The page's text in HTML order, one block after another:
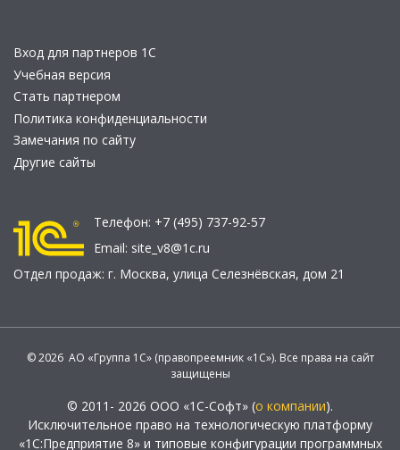
Вход для партнеров 1С
Учебная версия
Стать партнером
Политика конфиденциальности
Замечания по сайту
Другие сайты
Телефон: +7 (495) 737-92-57
Email: site_v8@1c.ru
Отдел продаж: г. Москва, улица Селезнёвская, дом 21
© 2026 АО «Группа 1С» (правопреемник «1С»). Все права на сайт
защищены
© 2011- 2026 ООО «1С-Софт» (о компании).
Исключительное право на технологическую платформу
«1С:Предприятие 8» и типовые конфигурации программных